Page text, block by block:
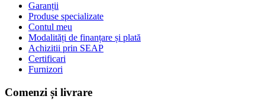
Garanții
Produse specializate
Contul meu
Modalități de finanțare și plată
Achizitii prin SEAP
Certificari
Furnizori
Comenzi și livrare